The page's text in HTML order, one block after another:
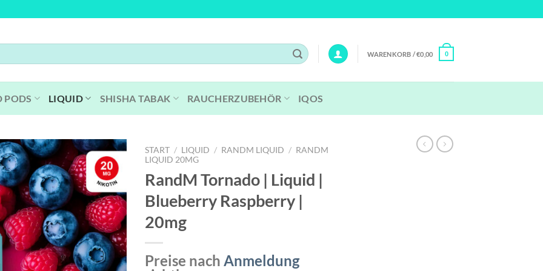
WARENKORB /€0,00 0
PODS LIQUID SHISHA TABAK RAUCHERZUBEHÖR IQOS
START / LIQUID / RANDM LIQUID / RANDM
LIQUID 20MG
RandM Tornado | Liquid |
Blueberry Raspberry |
20mg
Preise nach Anmeldung